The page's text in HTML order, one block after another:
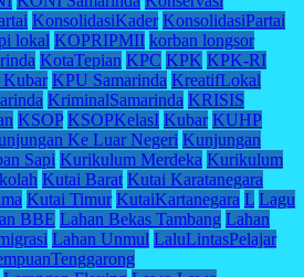
KonsolidasiKader KonsolidasiPartai
lokal KOPRIPMII korban longsor
KotaTepian KPC KPK KPK-RI
KPU Samarinda KreatifLokal
KriminalSamarinda KRISIS
KSOP KSOPKelasI Kubar KUHP
Ke Luar Negeri Kunjungan
Sapi Kurikulum Merdeka Kurikulum
Kutai Barat Kutai Karatanegara
Kutai Timur KutaiKartanegara L Lagu
BBE Lahan Bekas Tambang Lahan
Lahan Unmul LaluLintasPelajar